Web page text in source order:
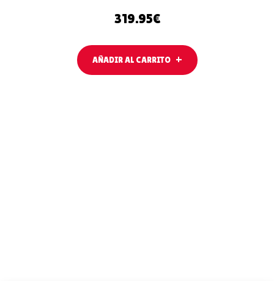
319.95€
AÑADIR AL CARRITO